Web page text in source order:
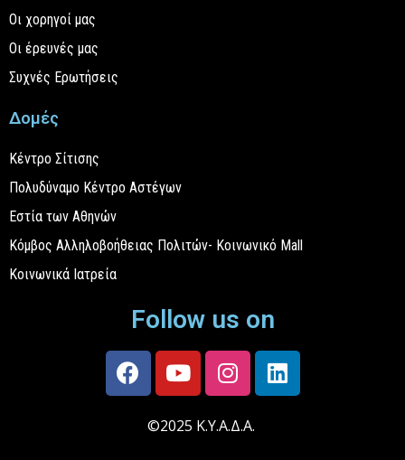
Οι χορηγοί μας
Οι έρευνές μας
Συχνές Ερωτήσεις
Δομές
Κέντρο Σίτισης
Πολυδύναμο Κέντρο Αστέγων
Εστία των Αθηνών
Κόμβος Αλληλοβοήθειας Πολιτών- Κοινωνικό Mall
Κοινωνικά Ιατρεία
Follow us on
©2025 Κ.Υ.Α.Δ.Α.